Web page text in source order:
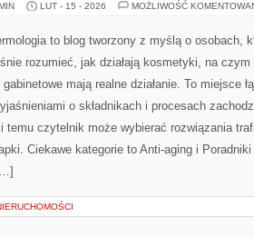
LUT - 15 - 2026 MOŻLIWOŚĆ
to blog tworzony z myślą o osobach,
rozumieć, jak działają kosmetyki, na
mają realne działanie. To miejsce
o składnikach i procesach
temu czytelnik może wybierać rozwiązania
Ciekawe kategorie to Anti-aging i